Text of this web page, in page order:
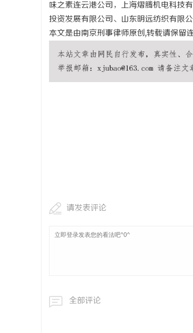
味之素连云港公司，上海熠腾机电科技
投资发展有限公司、山东明远纺织有限
本文是由南京刑事律师原创,转载请保留
请发表评论
全部评论